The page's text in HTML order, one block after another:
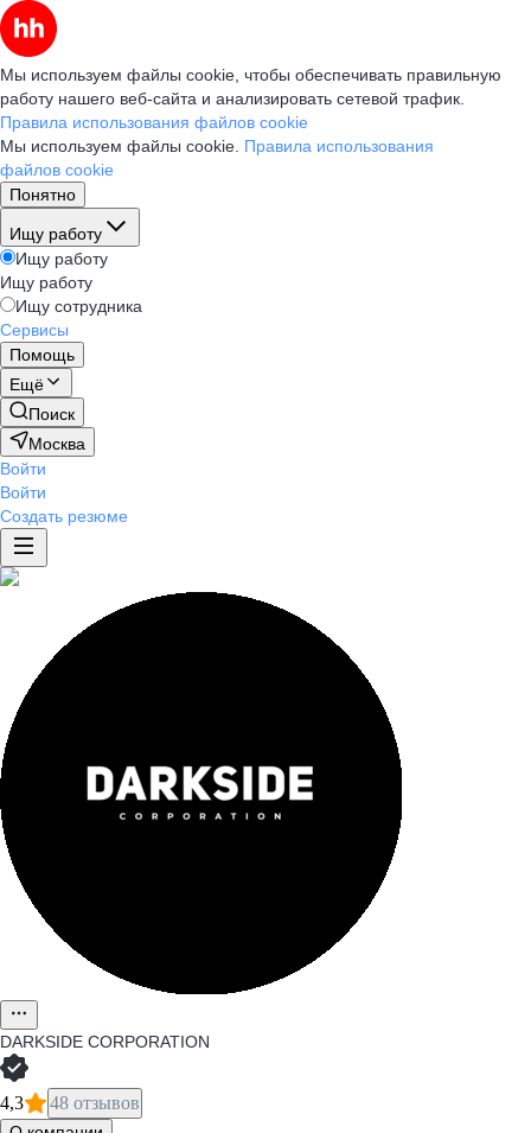
Мы используем файлы cookie, чтобы обеспечивать правильную
работу нашего веб-сайта и анализировать сетевой трафик.
Правила использования файлов cookie
Мы используем файлы cookie. Правила использования
файлов cookie
Понятно
Ищу работу
Ищу работу
Ищу работу
Ищу сотрудника
Сервисы
Помощь
Ещё
Поиск
Москва
Войти
Войти
Создать резюме
DARKSIDE CORPORATION
4,3 48 отзывов